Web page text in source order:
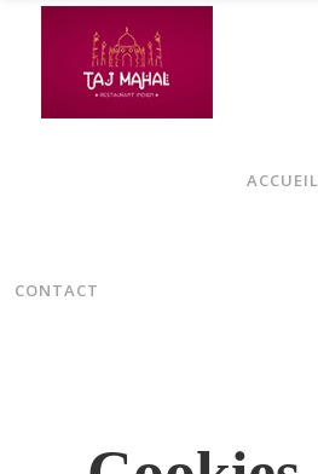
ACCUEIL
CONTACT